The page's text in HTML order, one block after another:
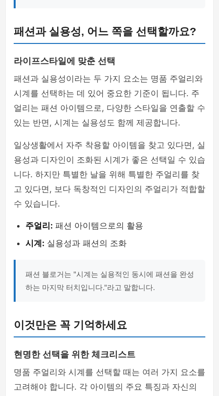
패션과 실용성, 어느 쪽을 선택할까요?
라이프스타일에 맞춘 선택
패션과 실용성이라는 두 가지 요소는 명품 주얼리와
시계를 선택하는 데 있어 중요한 기준이 됩니다. 주
얼리는 패션 아이템으로, 다양한 스타일을 연출할 수
있는 반면, 시계는 실용성도 함께 제공합니다.
일상생활에서 자주 착용할 아이템을 찾고 있다면, 실
용성과 디자인이 조화된 시계가 좋은 선택일 수 있습
니다. 하지만 특별한 날을 위해 특별한 주얼리를 찾
고 있다면, 보다 독창적인 디자인의 주얼리가 적합할
수 있습니다.
주얼리: 패션 아이템으로의 활용
시계: 실용성과 패션의 조화
패션 블로거는 "시계는 실용적인 동시에 패션을 완성
하는 마지막 터치입니다."라고 말합니다.
이것만은 꼭 기억하세요
현명한 선택을 위한 체크리스트
명품 주얼리와 시계를 선택할 때는 여러 가지 요소를
고려해야 합니다. 각 아이템의 주요 특징과 자신의